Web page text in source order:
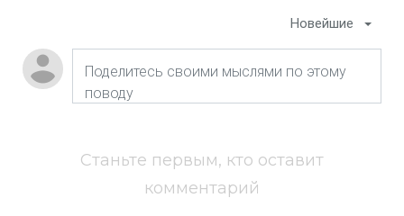
Новейшие
Станьте первым, кто оставит
комментарий